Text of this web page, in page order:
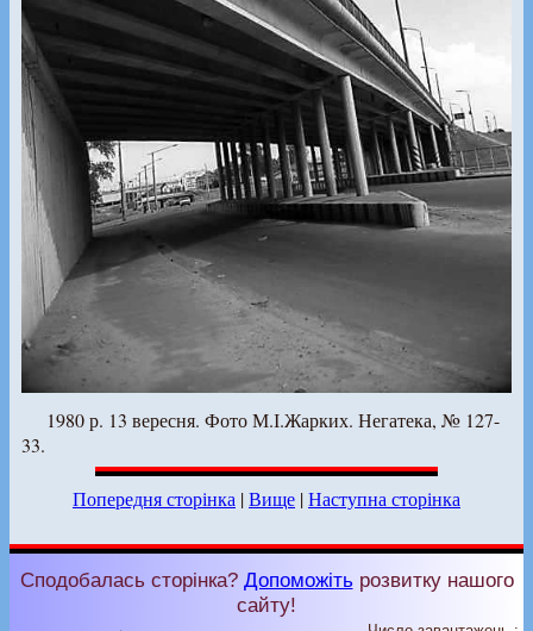
1980 р. 13 вересня. Фото М.І.Жарких. Негатека, № 127-
33.
Попередня сторінка |Вище |Наступна сторінка
Сподобалась сторінка? Допоможітьрозвитку нашого
сайту!